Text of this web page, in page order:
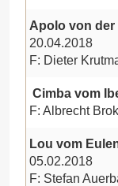
Apolo von der
20.04.2018
F: Dieter
Cimba vom
F: Albrecht
Lou vom
05.02.2018
F: Stefan